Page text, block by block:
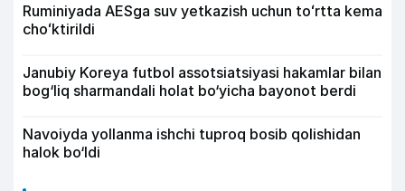
Ruminiyada AESga suv yetkazish uchun toʻrtta kema
choʻktirildi
Janubiy Koreya futbol assotsiatsiyasi hakamlar bilan
bog‘liq sharmandali holat bo‘yicha bayonot berdi
Navoiyda yollanma ishchi tuproq bosib qolishidan
halok bo‘ldi